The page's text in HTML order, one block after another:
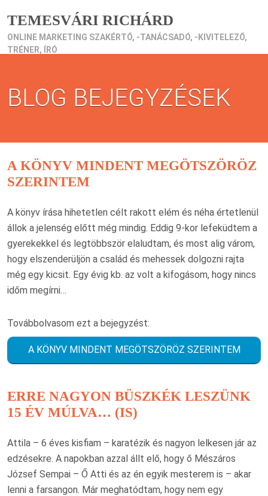
TEMESVÁRI RICHÁRD
ONLINE MARKETING SZAKÉRTŐ, -TANÁCSADÓ, -KIVITELEZŐ,
TRÉNER, ÍRÓ
BLOG BEJEGYZÉSEK
A KÖNYV MINDENT MEGÖTSZÖRÖZ
SZERINTEM
A könyv írása hihetetlen célt rakott elém és néha értetlenül
állok a jelenség előtt még mindig. Eddig 9-kor lefeküdtem a
gyerekekkel és legtöbbször elaludtam, és most alig várom,
hogy elszenderüljön a család és mehessek dolgozni rajta
még egy kicsit. Egy évig kb. az volt a kifogásom, hogy nincs
időm megírni…
Továbbolvasom ezt a bejegyzést:
A KÖNYV MINDENT MEGÖTSZÖRÖZ SZERINTEM
ERRE NAGYON BÜSZKÉK LESZÜNK
15 ÉV MÚLVA… (IS)
Attila – 6 éves kisfiam – karatézik és nagyon lelkesen jár az
edzésekre. A napokban azzal állt elő, hogy ő Mészáros
József Sempai – Ő Atti és az én egyik mesterem is – akar
lenni a farsangon. Már meghatódtam, hogy nem egy